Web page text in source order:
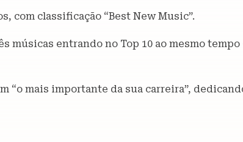
com classificação “Best New Music”.
músicas entrando no Top 10 ao mesmo
mais importante da sua carreira”,